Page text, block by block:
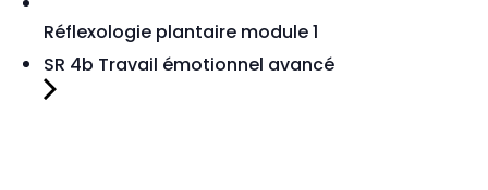
Réflexologie plantaire module 1
SR 4b Travail émotionnel avancé